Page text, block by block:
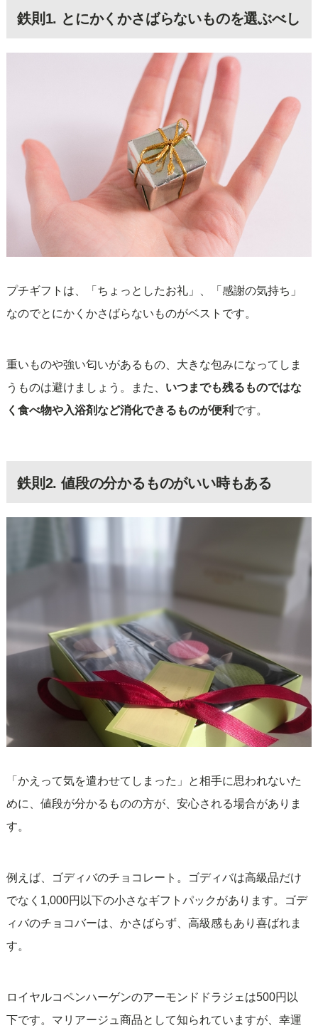
鉄則1. とにかくかさばらないものを選ぶべし
プチギフトは、「ちょっとしたお礼」、「感謝の気持ち」
なのでとにかくかさばらないものがベストです。
重いものや強い匂いがあるもの、大きな包みになってしま
うものは避けましょう。また、 いつまでも残るものではな
く食べ物や入浴剤など消化できるものが便利 です。
鉄則2. 値段の分かるものがいい時もある
「かえって気を遣わせてしまった」と相手に思われないた
めに、値段が分かるものの方が、安心される場合がありま
す。
例えば、ゴディバのチョコレート。ゴディバは高級品だけ
でなく1,000円以下の小さなギフトパックがあります。ゴデ
ィバのチョコバーは、かさばらず、高級感もあり喜ばれま
す。
ロイヤルコペンハーゲンのアーモンドドラジェは500円以
下です。マリアージュ商品として知られていますが、幸運